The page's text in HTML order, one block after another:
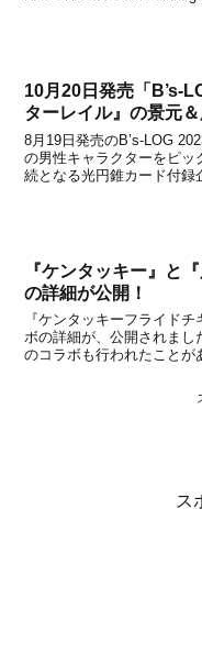
の「週刊ファミ通 2022年
10月20日発売「B’s-
ターレイル』の景元
8月19日発売のB’s-LOG
の男性キャラクターをピッ
続となる光円錐カード付録
「丹恒」が、11月号では
て紹介されましたが、10月
『ケンタッキー』と
の詳細が公開！
『ケンタッキーフライド
ボの詳細が、公開されまし
のコラボも行われたことが
ル』とのコラボが実現！
月なのかと丹恒をイメー
ス